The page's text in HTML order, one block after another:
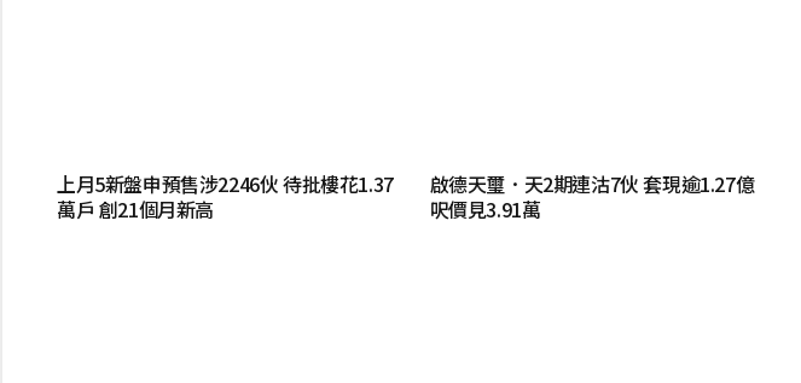
上月5新盤申預售涉2246伙 待批樓花1.37
萬戶 創21個月新高
啟德天璽．天2期連沽7伙 套現逾1.27億
呎價見3.91萬